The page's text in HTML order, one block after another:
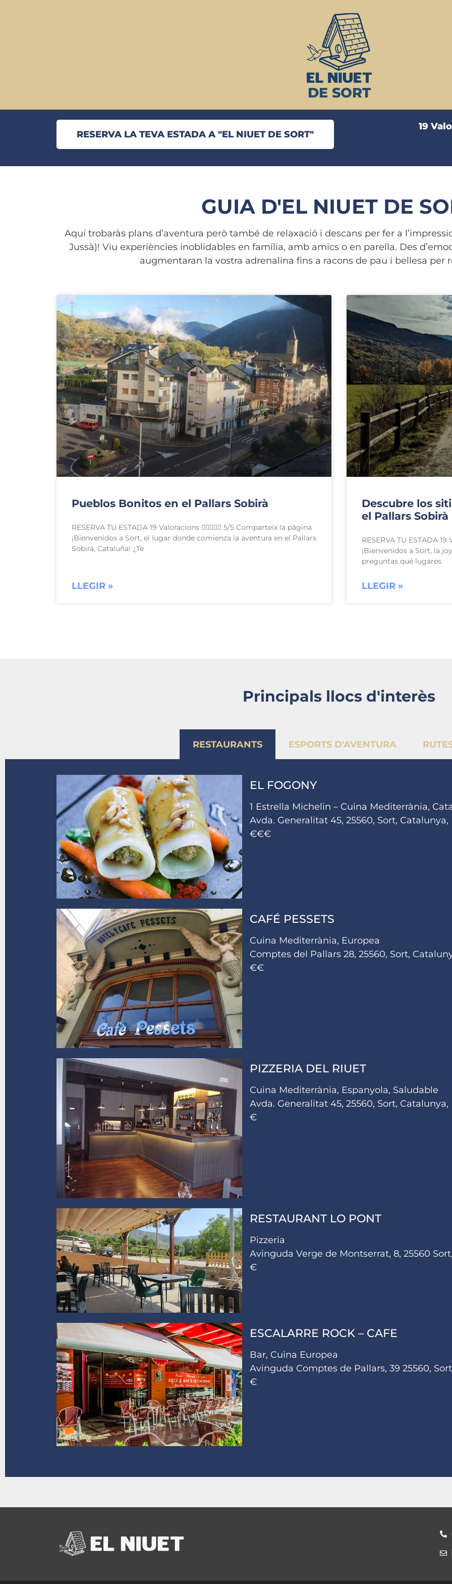
DE SORT
RESERVA LA TEVA ESTADA A "EL NIUET DE SORT"
19
GUIA D'EL NIUET DE
Aquí trobaràs plans d’aventura però també de relaxació i descans per fer a
Jussà)! Viu experiències inoblidables en família, amb amics o en parella. Des
augmentaran la vostra adrenalina fins a racons de pau i bellesa per
Pueblos Bonitos en el Pallars Sobirà
RESERVA TU ESTADA 19 Valoracions  5/5 Comparteix la pàgina
¡Bienvenidos a Sort, el lugar donde comienza la aventura en el Pallars
Sobirà, Cataluña! ¿Te
LLEGIR »
Descubre los
el Pallars Sobirà
RESERVA TU ESTADA
¡Bienvenidos a Sort, la
preguntas qué lugares
LLEGIR »
Principals llocs d'interès
RESTAURANTS ESPORTS D'AVENTURA
EL FOGONY
1 Estrella Michelin – Cuina Mediterrània,
Avda. Generalitat 45, 25560, Sort, Catalunya,
€€€
CAFÉ PESSETS
Cuina Mediterrània, Europea
Comptes del Pallars 28, 25560, Sort,
€€
PIZZERIA DEL RIUET
Cuina Mediterrània, Espanyola, Saludable
Avda. Generalitat 45, 25560, Sort, Catalunya,
€
RESTAURANT LO PONT
Pizzeria
Avinguda Verge de Montserrat, 8, 25560
€
ESCALARRE ROCK – CAFE
Bar, Cuina Europea
Avinguda Comptes de Pallars, 39 25560,
€